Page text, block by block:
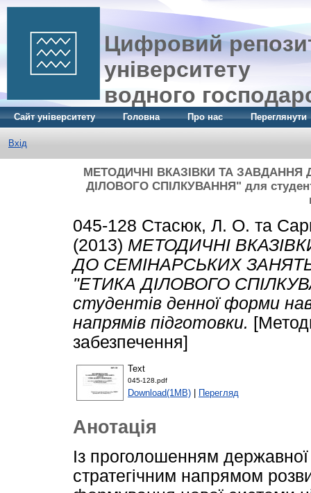
Цифровий
університету
водного
Сайт університету Головна Про нас Переглянути
Вхід
МЕТОДИЧНІ ВКАЗІВКИ ТА ЗАВДАННЯ
ДІЛОВОГО СПІЛКУВАННЯ" для
045-128 Стасюк, Л. О. та
(2013) МЕТОДИЧНІ
ДО СЕМІНАРСЬКИХ ЗАНЯТЬ
"ЕТИКА ДІЛОВОГО
студентів денної форми
напрямів підготовки.
забезпечення]
Text
045-128.pdf
Download(1MB) | Перегляд
Анотація
Із проголошенням
стратегічним напрямом